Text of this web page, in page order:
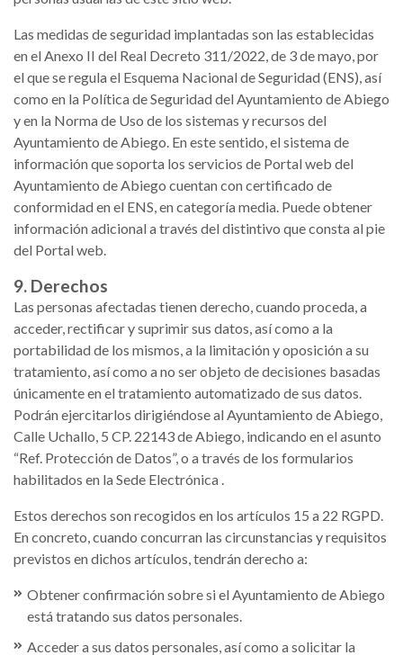
Las medidas de seguridad implantadas son las establecidas
en el Anexo II del Real Decreto 311/2022, de 3 de mayo, por
el que se regula el Esquema Nacional de Seguridad (ENS), así
como en la Política de Seguridad del Ayuntamiento de Abiego
y en la Norma de Uso de los sistemas y recursos del
Ayuntamiento de Abiego. En este sentido, el sistema de
información que soporta los servicios de Portal web del
Ayuntamiento de Abiego cuentan con certificado de
conformidad en el ENS, en categoría media. Puede obtener
información adicional a través del distintivo que consta al pie
del Portal web.
9. Derechos
Las personas afectadas tienen derecho, cuando proceda, a
acceder, rectificar y suprimir sus datos, así como a la
portabilidad de los mismos, a la limitación y oposición a su
tratamiento, así como a no ser objeto de decisiones basadas
únicamente en el tratamiento automatizado de sus datos.
Podrán ejercitarlos dirigiéndose al Ayuntamiento de Abiego,
Calle Uchallo, 5 CP. 22143 de Abiego, indicando en el asunto
“Ref. Protección de Datos”, o a través de los formularios
habilitados en la Sede Electrónica .
Estos derechos son recogidos en los artículos 15 a 22 RGPD.
En concreto, cuando concurran las circunstancias y requisitos
previstos en dichos artículos, tendrán derecho a:
Obtener confirmación sobre si el Ayuntamiento de Abiego
está tratando sus datos personales.
Acceder a sus datos personales, así como a solicitar la